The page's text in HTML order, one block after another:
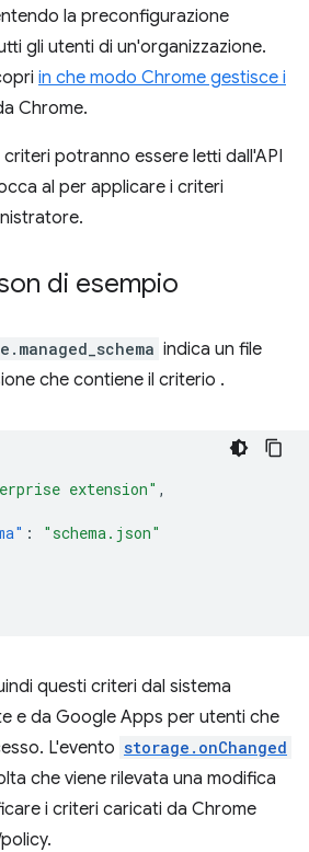
la preconfigurazione
gli utenti di un'organizzazione.
in che modo Chrome gestisce i
Chrome.
potranno essere letti dall'API
al per applicare i criteri
di esempio
indica un file
che contiene il criterio .
extension" ,
:
"schema.json"
questi criteri dal sistema
e da Google Apps per utenti che
L'evento storage.onChanged
che viene rilevata una modifica
i criteri caricati da Chrome